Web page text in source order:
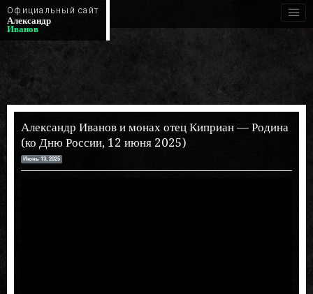
Официальный сайт
Александр
Иванов
Александр Иванов и монах отец Киприан — Родина
(ко Дню России, 12 июня 2025)
Июнь 13, 2025